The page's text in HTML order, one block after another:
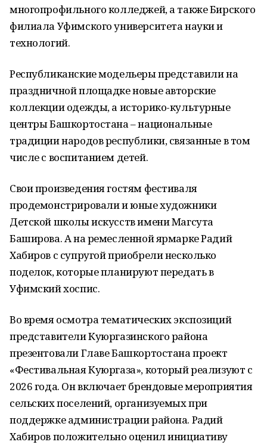
многопрофильного колледжей, а также Бирского
филиала Уфимского университета науки и
технологий.
Республиканские модельеры представили на
праздничной площадке новые авторские
коллекции одежды, а историко-культурные
центры Башкортостана – национальные
традиции народов республики, связанные в том
числе с воспитанием детей.
Свои произведения гостям фестиваля
продемонстрировали и юные художники
Детской школы искусств имени Магсута
Баширова. А на ремесленной ярмарке Радий
Хабиров с супругой приобрели несколько
поделок, которые планируют передать в
Уфимский хоспис.
Во время осмотра тематических экспозиций
представители Куюргазинского района
презентовали Главе Башкортостана проект
«Фестивальная Куюргаза», который реализуют с
2026 года. Он включает брендовые мероприятия
сельских поселений, организуемых при
поддержке администрации района. Радий
Хабиров положительно оценил инициативу